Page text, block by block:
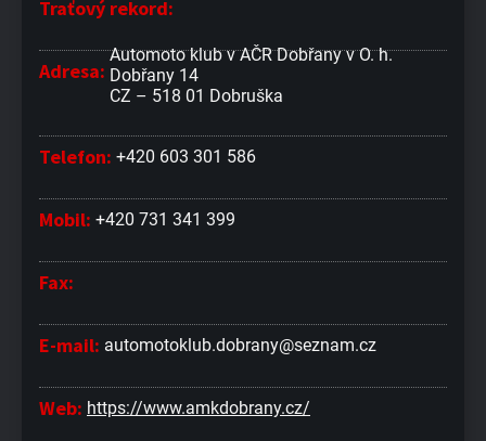
Traťový rekord:
Adresa:
Automoto klub v AČR Dobřany v O. h.
Dobřany 14
CZ – 518 01 Dobruška
Telefon: +420 603 301 586
Mobil: +420 731 341 399
Fax:
E-mail: automotoklub.dobrany@seznam.cz
Web: https://www.amkdobrany.cz/